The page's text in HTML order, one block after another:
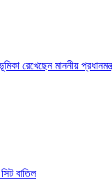
ভূমিকা রেখেছেন মাননীয়
বাতিল